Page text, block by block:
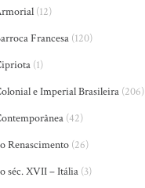
(12)
Francesa (120)
(1)
e Imperial Brasileira (206)
(42)
Renascimento (26)
séc. XVII – Itália (3)